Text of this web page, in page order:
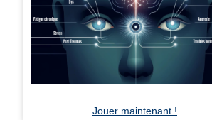
Jouer maintenant !